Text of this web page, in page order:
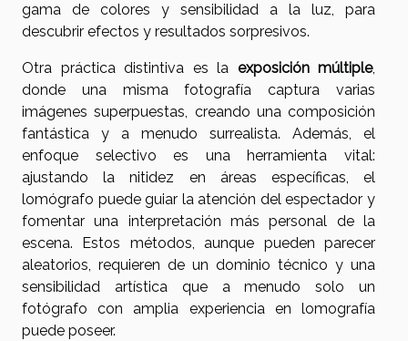
gama de colores y sensibilidad a la luz, para
descubrir efectos y resultados sorpresivos.
Otra práctica distintiva es la exposición múltiple,
donde una misma fotografía captura varias
imágenes superpuestas, creando una composición
fantástica y a menudo surrealista. Además, el
enfoque selectivo es una herramienta vital:
ajustando la nitidez en áreas específicas, el
lomógrafo puede guiar la atención del espectador y
fomentar una interpretación más personal de la
escena. Estos métodos, aunque pueden parecer
aleatorios, requieren de un dominio técnico y una
sensibilidad artística que a menudo solo un
fotógrafo con amplia experiencia en lomografía
puede poseer.